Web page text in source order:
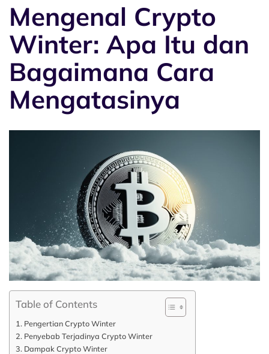
Mengenal Crypto
Winter: Apa Itu dan
Bagaimana Cara
Mengatasinya
Table of Contents
Pengertian Crypto Winter
Penyebab Terjadinya Crypto Winter
Dampak Crypto Winter